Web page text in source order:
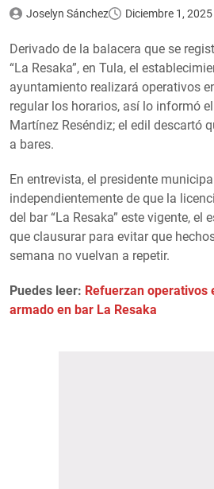
Joselyn Sánchez Diciembre 1, 2025
Derivado de la balacera que se
“La Resaka”, en Tula, el
ayuntamiento realizará operativos
regular los horarios, así lo informó
Martínez Reséndiz; el edil descartó
a bares.
En entrevista, el presidente
independientemente de que la
del bar “La Resaka” este vigente, el
que clausurar para evitar que
semana no vuelvan a repetir.
Puedes leer: Refuerzan operativos
armado en bar La Resaka